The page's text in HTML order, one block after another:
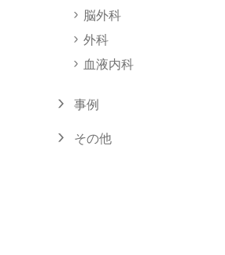
脳外科
外科
血液内科
事例
その他